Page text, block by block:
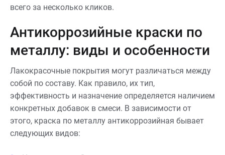
всего за несколько кликов.
Антикоррозийные краски по
металлу: виды и особенности
Лакокрасочные покрытия могут различаться между
собой по составу. Как правило, их тип,
эффективность и назначение определяется наличием
конкретных добавок в смеси. В зависимости от
этого, краска по металлу антикоррозийная бывает
следующих видов: